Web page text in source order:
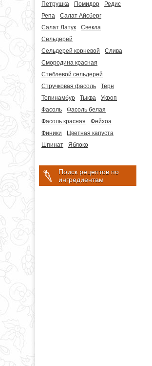
Петрушка
Помидор
Редис
Репа
Салат Айсберг
Салат Латук
Свекла
Сельдерей
Сельдерей корневой
Слива
Смородина красная
Стеблевой сельдерей
Стручковая фасоль
Терн
Топинамбур
Тыква
Укроп
Фасоль
Фасоль белая
Фасоль красная
Фейхоа
Финики
Цветная капуста
Шпинат
Яблоко
Поиск рецептов по
ингредиентам